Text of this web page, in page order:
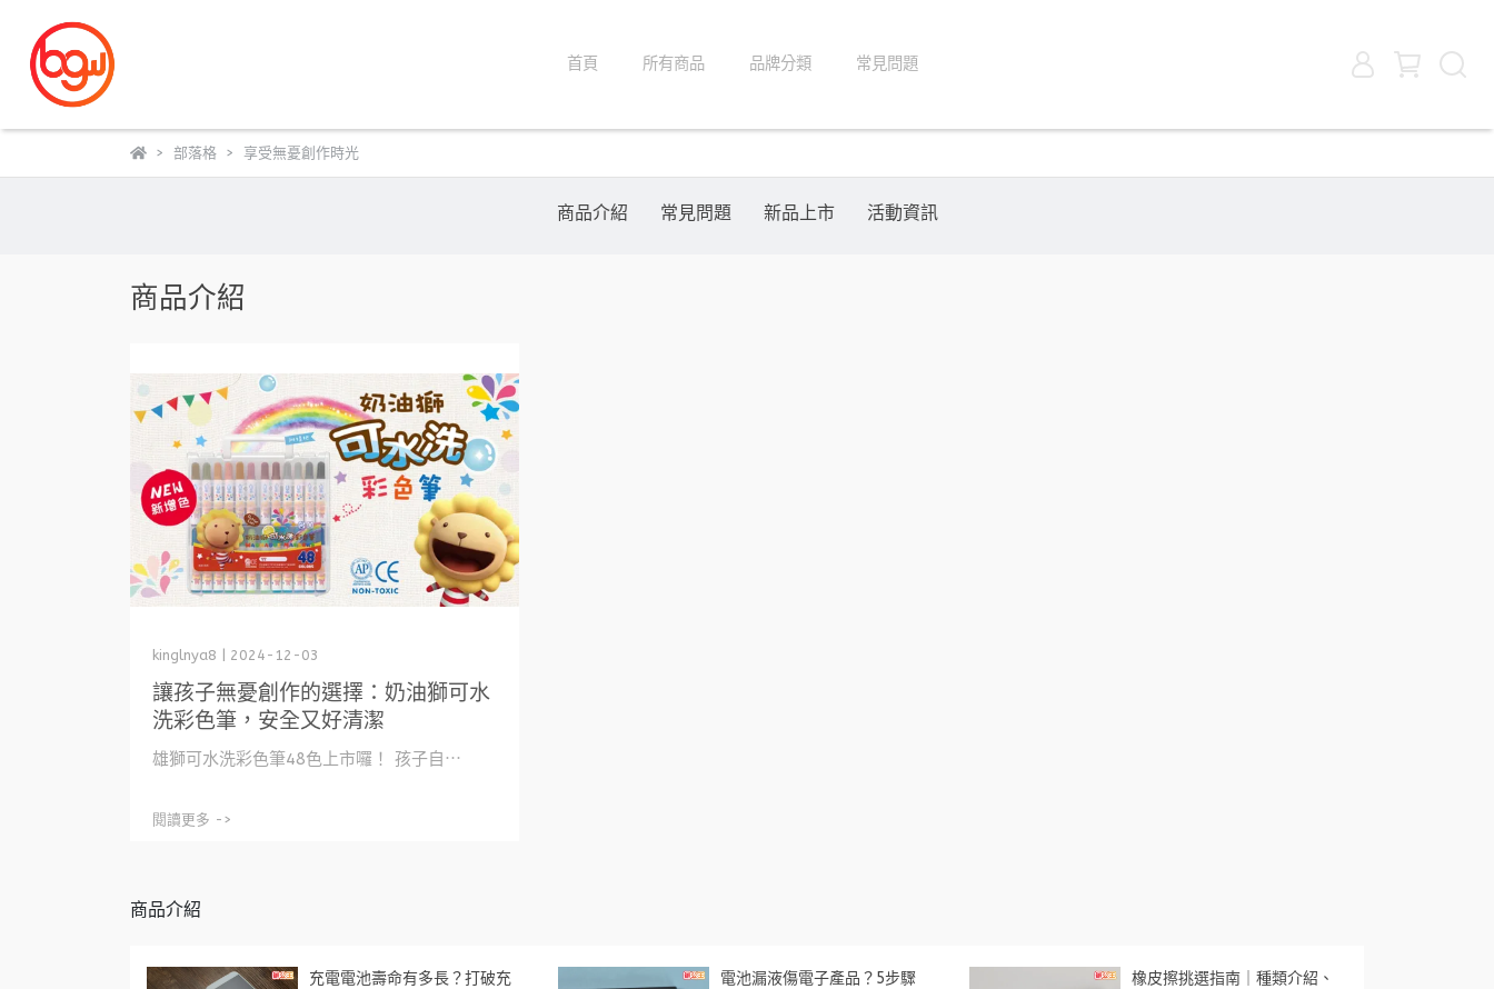
首頁 所有商品 品牌分類 常見問題
部落格 享受無憂創作時光
商品介紹 常見問題 新品上市 活動資訊
商品介紹
讓孩子無憂創作的選擇：奶油獅可水
洗彩色筆，安全又好清潔
kinglnya8 | 2024-12-03
雄獅可水洗彩色筆48色上市囉！ 孩子自⋯
閱讀更多 ->
商品介紹
充電電池壽命有多長？打破充
電池漏液傷電子產品？5步驟
橡皮擦挑選指南｜種類介紹、